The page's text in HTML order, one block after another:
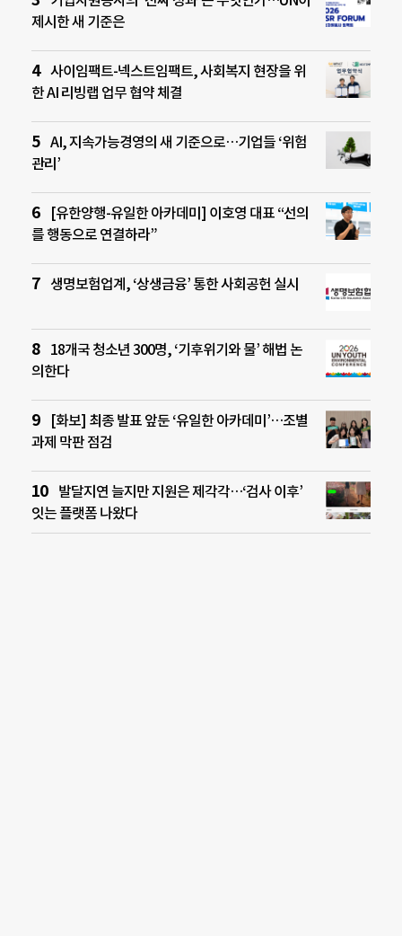
제시한 새 기준은
사이임팩트-넥스트임팩트, 사회복지 현장을 위
한 AI 리빙랩 업무 협약 체결
AI, 지속가능경영의 새 기준으로…기업들 ‘위험
관리’
[유한양행-유일한 아카데미] 이호영 대표 “선의
를 행동으로 연결하라”
생명보험업계, ‘상생금융’ 통한 사회공헌 실시
18개국 청소년 300명, ‘기후위기와 물’ 해법 논
의한다
[화보] 최종 발표 앞둔 ‘유일한 아카데미’…조별
과제 막판 점검
발달지연 늘지만 지원은 제각각…‘검사 이후’
잇는 플랫폼 나왔다